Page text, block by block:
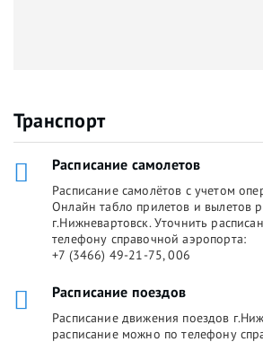
Транспорт
Расписание самолетов
Расписание самолётов с учетом
Онлайн табло прилетов и вылетов
г.Нижневартовск. Уточнить
телефону справочной аэропорта:
+7 (3466) 49-21-75, 006
Расписание поездов
Расписание движения поездов
расписание можно по телефону